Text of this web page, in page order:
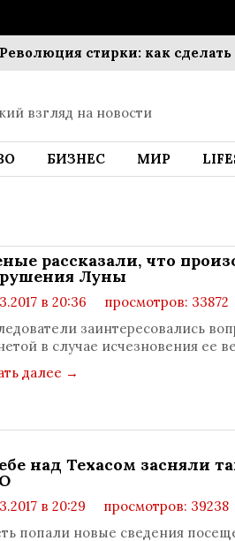
стирки: как сделать
взгляд на новости
БИЗНЕС МИР
рассказали, что
Луны
в 20:36 просмотров: 33872
заинтересовались
в случае исчезновения ее
далее →
над Техасом засняли
в 20:29 просмотров: 39238
попали новые сведения